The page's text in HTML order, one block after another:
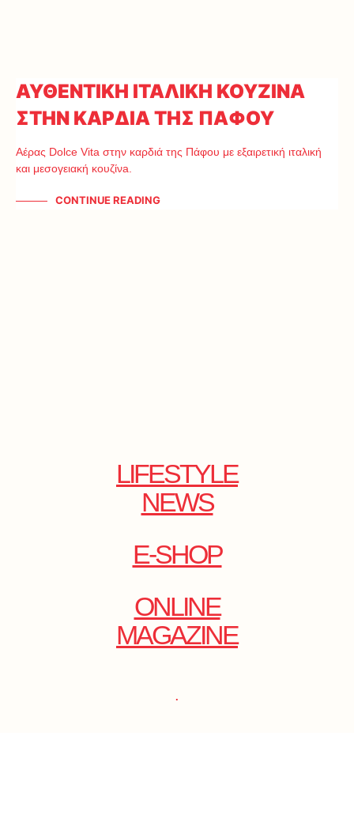
ΑΥΘΕΝΤΙΚΗ ΙΤΑΛΙΚΗ ΚΟΥΖΙΝΑ
ΣΤΗΝ ΚΑΡΔΙΑ ΤΗΣ ΠΑΦΟΥ
Αέρας Dolce Vita στην καρδιά της Πάφου με εξαιρετική ιταλική
και μεσογειακή κουζίνa.
CONTINUE READING
LIFESTYLE
NEWS
E-SHOP
ONLINE
MAGAZINE
.